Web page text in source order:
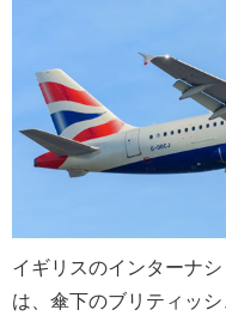
イギリスのインターナ
は、傘下のブリティッ